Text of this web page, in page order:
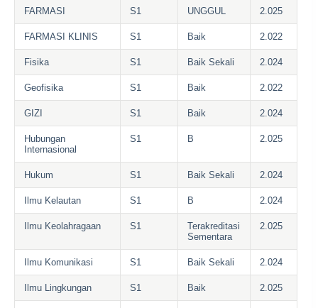
FARMASI S1 UNGGUL 2.025
FARMASI KLINIS S1 Baik 2.022
Fisika S1 Baik Sekali 2.024
Geofisika S1 Baik 2.022
GIZI S1 Baik 2.024
Hubungan
Internasional
S1 B 2.025
Hukum S1 Baik Sekali 2.024
Ilmu Kelautan S1 B 2.024
Ilmu Keolahragaan S1
Terakreditasi
Sementara
2.025
Ilmu Komunikasi S1 Baik Sekali 2.024
Ilmu Lingkungan S1 Baik 2.025